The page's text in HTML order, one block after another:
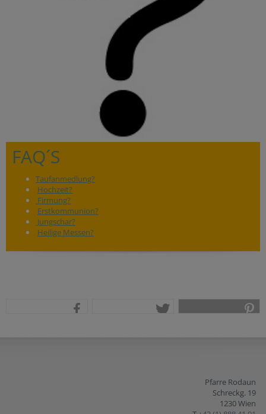
FAQ´S
Taufanmedlung?
Hochzeit?
Firmung?
Erstkommunion?
Jungschar?
Heilige Messen?
Pfarre Rodaun
Schreckg. 19
1230 Wien